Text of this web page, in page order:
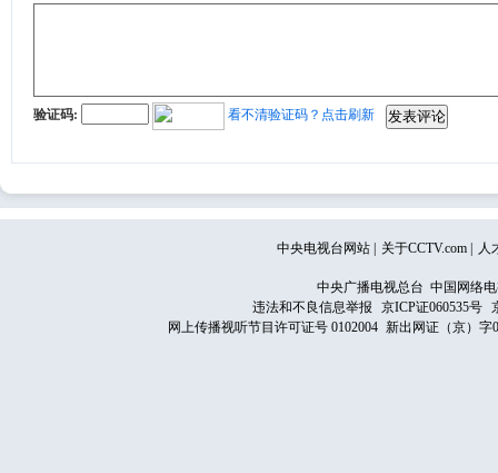
验证码: 看不清验证码？点击刷新
中央电视台网站 关于CCTV.com 人
中央广播电视总台 中国网络
违法和不良信息举报
京ICP证060535号
网上传播视听节目许可证号 0102004 新出网证（京）